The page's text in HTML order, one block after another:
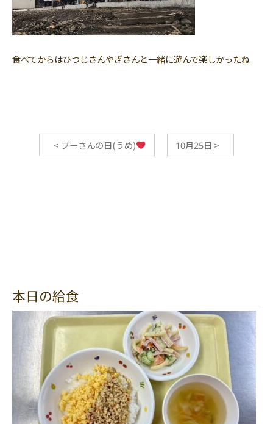
食べてからはひつじさんやぎさんと一緒に遊んで楽しかったね
< プーさんの日(うめ) 10月25日 >
本日の給食